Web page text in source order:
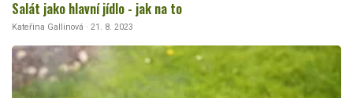
Salát jako hlavní jídlo - jak na to
Kateřina Gallinová · 21. 8. 2023